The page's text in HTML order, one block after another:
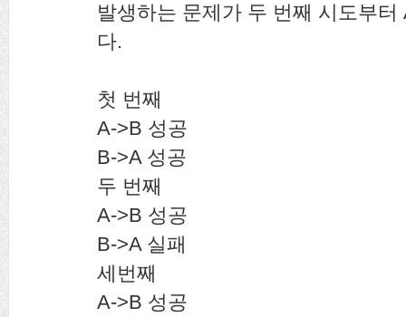
발생하는 문제가 두 번째 시도부
다.
첫 번째
A->B 성공
B->A 성공
두 번째
A->B 성공
B->A 실패
세번째
A->B 성공